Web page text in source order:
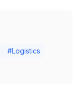
#Logistics